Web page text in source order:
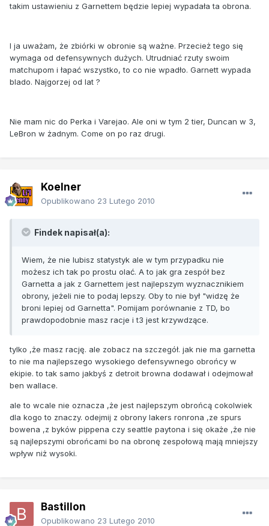
takim ustawieniu z Garnettem będzie lepiej wypadała ta obrona.
I ja uważam, że zbiórki w obronie są ważne. Przecież tego się
wymaga od defensywnych dużych. Utrudniać rzuty swoim
matchupom i łapać wszystko, to co nie wpadło. Garnett wypada
blado. Najgorzej od lat ?
Nie mam nic do Perka i Varejao. Ale oni w tym 2 tier, Duncan w 3,
LeBron w żadnym. Come on po raz drugi.
Koelner
Opublikowano 23 Lutego 2010
Findek napisał(a):
Wiem, że nie lubisz statystyk ale w tym przypadku nie
możesz ich tak po prostu olać. A to jak gra zespół bez
Garnetta a jak z Garnettem jest najlepszym wyznacznikiem
obrony, jeżeli nie to podaj lepszy. Oby to nie był "widzę że
broni lepiej od Garnetta". Pomijam porównanie z TD, bo
prawdopodobnie masz racje i t3 jest krzywdzące.
tylko ,że masz rację. ale zobacz na szczegół. jak nie ma garnetta
to nie ma najlepszego wysokiego defensywnego obrońcy w
ekipie. to tak samo jakbyś z detroit browna dodawał i odejmował
ben wallace.
ale to wcale nie oznacza ,że jest najlepszym obrońcą cokolwiek
dla kogo to znaczy. odejmij z obrony lakers ronrona ,ze spurs
bowena ,z byków pippena czy seattle paytona i się okaże ,że nie
są najlepszymi obrońcami bo na obronę zespołową mają mniejszy
wpływ niż wysoki.
Bastillon
Opublikowano 23 Lutego 2010